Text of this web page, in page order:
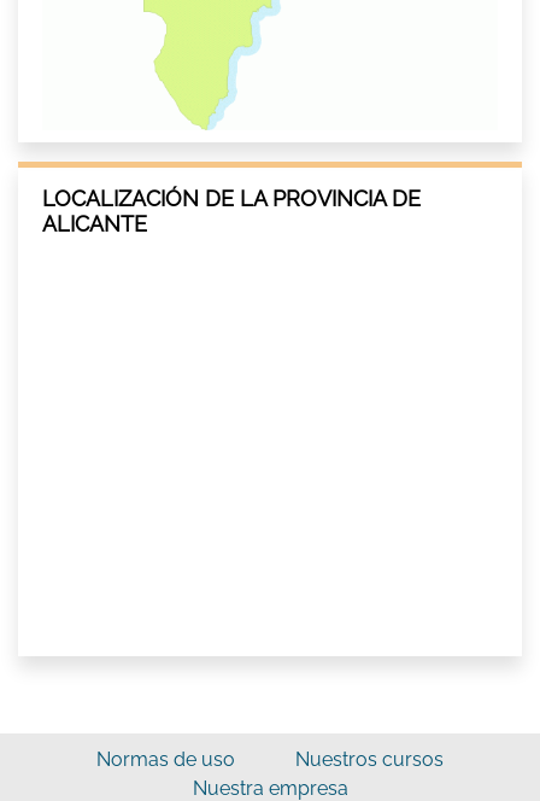
LOCALIZACIÓN DE LA PROVINCIA DE
ALICANTE
Normas de uso
Nuestros cursos
Nuestra empresa